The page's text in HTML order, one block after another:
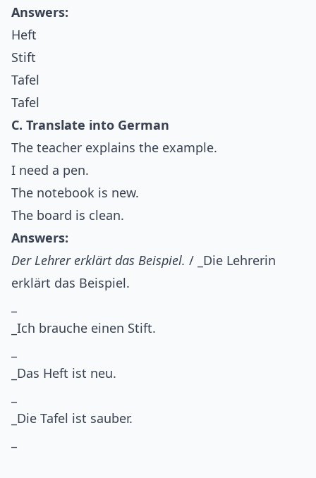
Answers:
Heft
Stift
Tafel
Tafel
C. Translate into German
The teacher explains the example.
I need a pen.
The notebook is new.
The board is clean.
Answers:
Der Lehrer erklärt das Beispiel. / _Die Lehrerin
erklärt das Beispiel.
_Ich brauche einen Stift.
_Das Heft ist neu.
_Die Tafel ist sauber.